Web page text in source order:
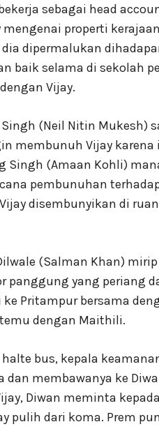
sebagai head
properti
dipermalukan
baik selama di sekolah
Vijay.
(Neil Nitin Mukesh)
membunuh Vijay
(Amaan Kohli)
pembunuhan
disembunyikan di
(Salman Khan)
panggung yang periang
Pritampur bersama
dengan Maithili.
bus, kepala
dan membawanya ke
Diwan meminta
pulih dari koma. Prem